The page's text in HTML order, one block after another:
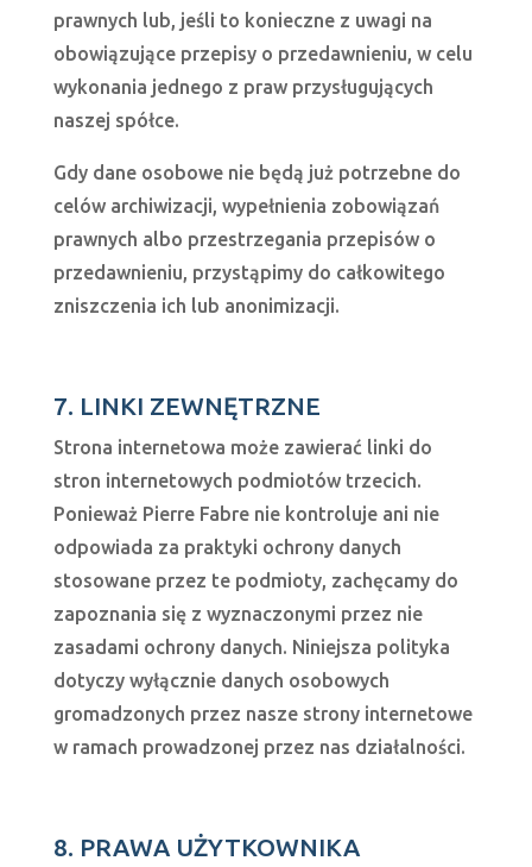
prawnych lub, jeśli to konieczne z uwagi na
obowiązujące przepisy o przedawnieniu, w celu
wykonania jednego z praw przysługujących
naszej spółce.
Gdy dane osobowe nie będą już potrzebne do
celów archiwizacji, wypełnienia zobowiązań
prawnych albo przestrzegania przepisów o
przedawnieniu, przystąpimy do całkowitego
zniszczenia ich lub anonimizacji.
7. LINKI ZEWNĘTRZNE
Strona internetowa może zawierać linki do
stron internetowych podmiotów trzecich.
Ponieważ Pierre Fabre nie kontroluje ani nie
odpowiada za praktyki ochrony danych
stosowane przez te podmioty, zachęcamy do
zapoznania się z wyznaczonymi przez nie
zasadami ochrony danych. Niniejsza polityka
dotyczy wyłącznie danych osobowych
gromadzonych przez nasze strony internetowe
w ramach prowadzonej przez nas działalności.
8. PRAWA UŻYTKOWNIKA